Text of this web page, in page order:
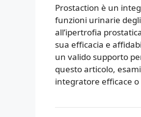
Prostaction è un
funzioni urinarie
all’ipertrofia
sua efficacia e
un valido supporto
questo articolo,
integratore efficace